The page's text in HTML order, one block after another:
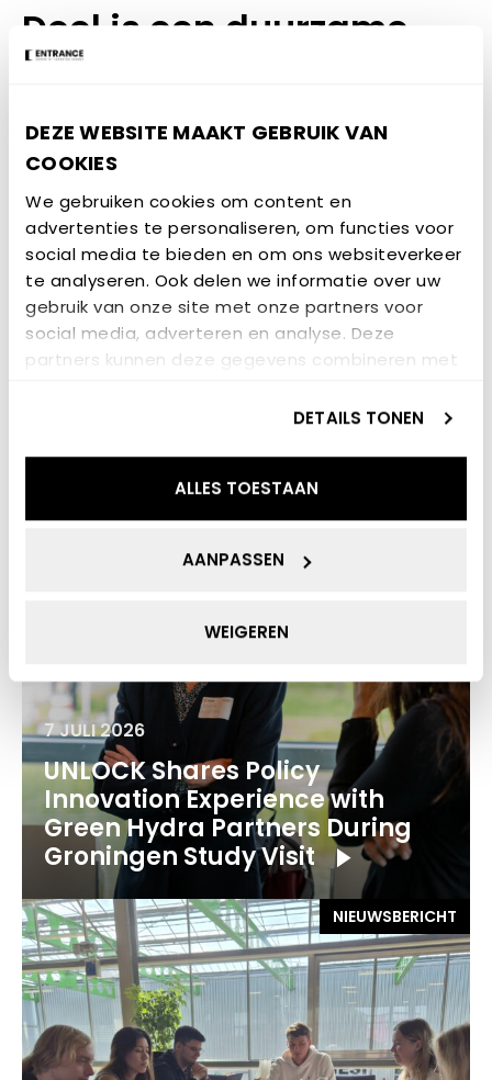
DEZE WEBSITE MAAKT GEBRUIK VAN
COOKIES
We gebruiken cookies om content en
advertenties te personaliseren, om functies voor
social media te bieden en om ons websiteverkeer
te analyseren. Ook delen we informatie over uw
gebruik van onze site met onze partners voor
social media, adverteren en analyse. Deze
partners kunnen deze gegevens combineren met
die ze hebben verzameld op basis van uw gebruik
DETAILS TONEN
ALLES TOESTAAN
AANPASSEN
WEIGEREN
Doel is een duurzame
toekomst
Het doel is om samen een positieve bijdrage te
leveren aan een innovatievaardige en duurzame
landschap is voortdurend in beweging, wind heeft
daar altijd een bepalende rol in gespeeld. De vraag
is hoe we het nu vorm willen geven.
Klik hier voor meer informatie
GERELATEERD NIEUWS
7 JULI 2026
UNLOCK Shares Policy
Innovation Experience with
Green Hydra Partners During
Groningen Study Visit
NIEUWSBERICHT